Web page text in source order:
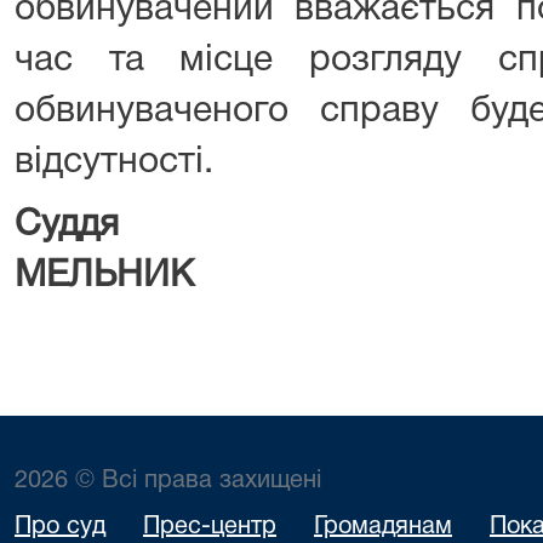
обвинувачений вважається
час та місце розгляду
обвинуваченого справу
відсутності.
Суддя
МЕЛЬНИК
2026 © Всі права захищені
Про суд Прес-центр Громадянам